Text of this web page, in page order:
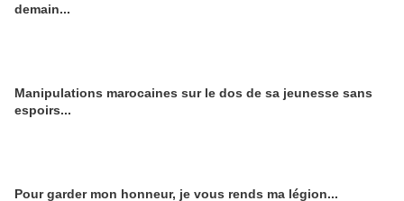
demain...
Manipulations marocaines sur le dos de sa jeunesse sans
espoirs...
Pour garder mon honneur, je vous rends ma légion...